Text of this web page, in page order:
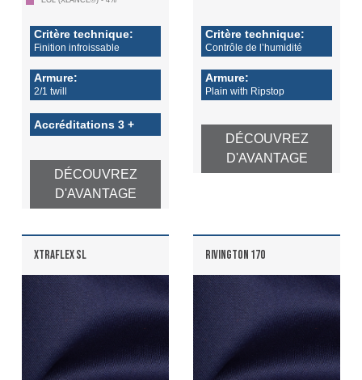
Critère technique:
Finition infroissable
Armure:
2/1 twill
Accréditations 3 +
DÉCOUVREZ
D'AVANTAGE
Critère technique:
Contrôle de l’humidité
Armure:
Plain with Ripstop
DÉCOUVREZ
D'AVANTAGE
XTRAFLEX SL RIVINGTON 170